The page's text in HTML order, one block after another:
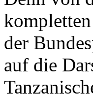
der
auf die